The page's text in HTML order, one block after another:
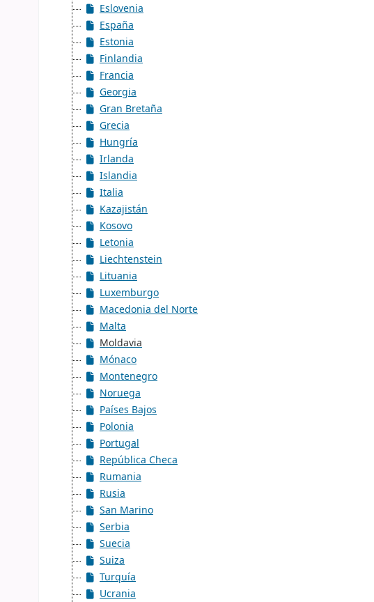
Eslovenia
España
Estonia
Finlandia
Francia
Georgia
Gran Bretaña
Grecia
Hungría
Irlanda
Islandia
Italia
Kazajistán
Kosovo
Letonia
Liechtenstein
Lituania
Luxemburgo
Macedonia del Norte
Malta
Moldavia
Mónaco
Montenegro
Noruega
Países Bajos
Polonia
Portugal
República Checa
Rumania
Rusia
San Marino
Serbia
Suecia
Suiza
Turquía
Ucrania